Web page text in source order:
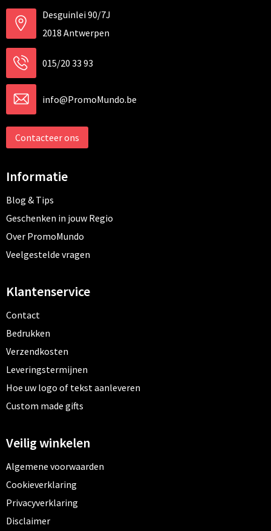
Desguinlei 90/7J
2018 Antwerpen
015/20 33 93
info@PromoMundo.be
Contacteer ons
Informatie
Blog & Tips
Geschenken in jouw Regio
Over PromoMundo
Veelgestelde vragen
Klantenservice
Contact
Bedrukken
Verzendkosten
Leveringstermijnen
Hoe uw logo of tekst aanleveren
Custom made gifts
Veilig winkelen
Algemene voorwaarden
Cookieverklaring
Privacyverklaring
Disclaimer